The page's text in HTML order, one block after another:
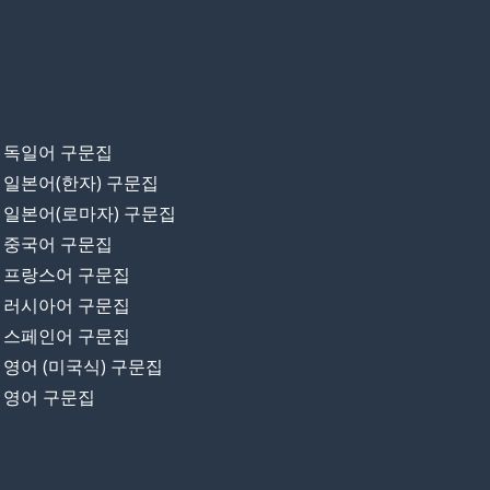
독일어 구문집
일본어(한자) 구문집
일본어(로마자) 구문집
중국어 구문집
프랑스어 구문집
러시아어 구문집
스페인어 구문집
영어 (미국식) 구문집
영어 구문집